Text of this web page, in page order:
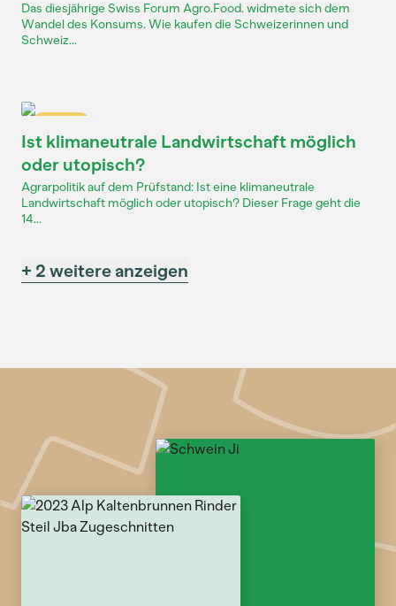
Das diesjährige Swiss Forum Agro.Food. widmete sich dem
Wandel des Konsums. Wie kaufen die Schweizerinnen und
Schweiz...
Ist klimaneutrale Landwirtschaft möglich
oder utopisch?
Agrarpolitik auf dem Prüfstand: Ist eine klimaneutrale
Landwirtschaft möglich oder utopisch? Dieser Frage geht die
14...
+ 2 weitere anzeigen